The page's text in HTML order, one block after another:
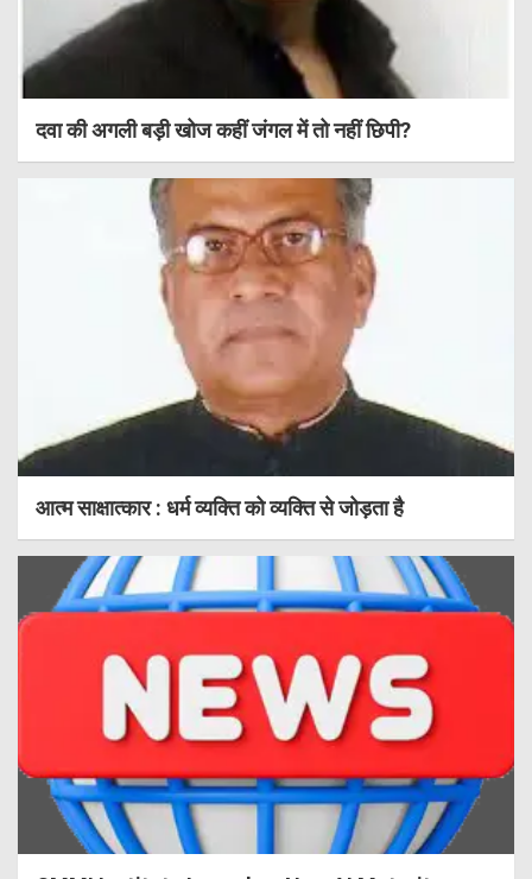
दवा की अगली बड़ी खोज कहीं जंगल में तो नहीं छिपी?
आत्म साक्षात्कार : धर्म व्यक्ति को व्यक्ति से जोड़ता है